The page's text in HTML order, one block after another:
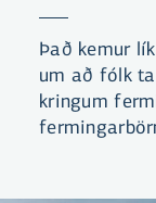
Það kemur
um að fólk
kringum